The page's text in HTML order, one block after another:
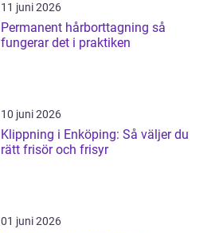
11 juni 2026
Permanent hårborttagning så
fungerar det i praktiken
10 juni 2026
Klippning i Enköping: Så väljer du
rätt frisör och frisyr
01 juni 2026